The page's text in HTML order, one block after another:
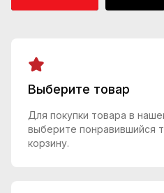
Выберите товар
Для покупки товара в
выберите понравившийся
корзину.